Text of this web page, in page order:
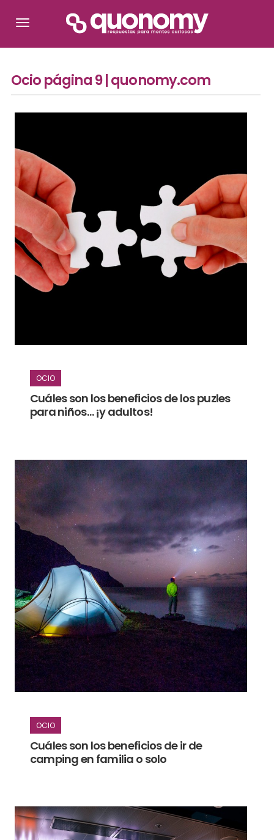
Ocio página 9 | quonomy.com
OCIO
Cuáles son los beneficios de los puzles
para niños… ¡y adultos!
OCIO
Cuáles son los beneficios de ir de
camping en familia o solo